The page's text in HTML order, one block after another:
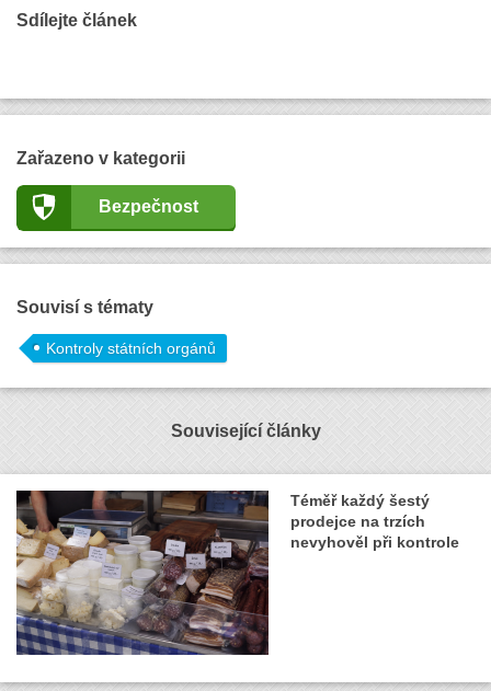
Sdílejte článek
Zařazeno v kategorii
Bezpečnost
Souvisí s tématy
Kontroly státních orgánů
Související články
Téměř každý šestý
prodejce na trzích
nevyhověl při kontrole